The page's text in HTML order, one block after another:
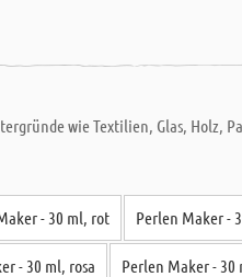
wie Textilien, Glas, Holz,
- 30 ml, rot Perlen Maker -
- 30 ml, rosa Perlen Maker -